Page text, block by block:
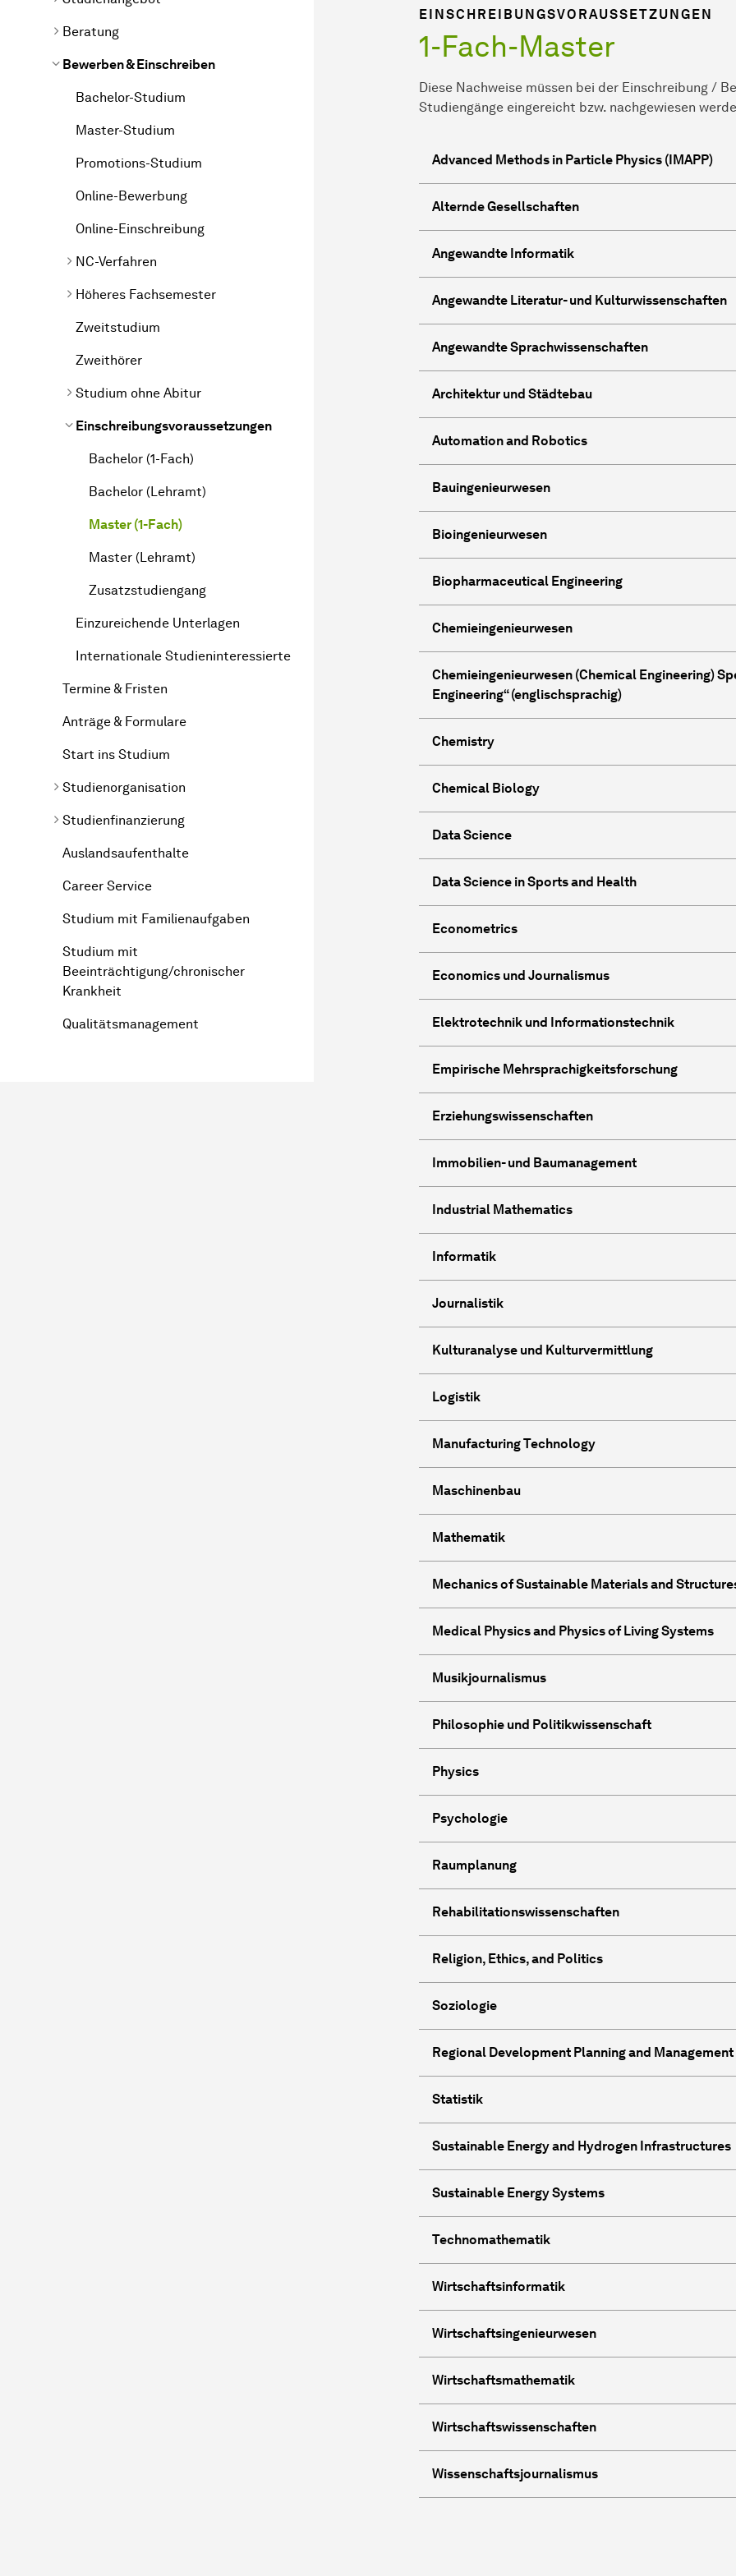
Beratung
Bewerben & Einschreiben
Bachelor-Studium
Master-Studium
Promotions-Studium
Online-Bewerbung
Online-Einschreibung
NC-Verfahren
Höheres Fachsemester
Zweitstudium
Zweithörer
Studium ohne Abitur
Einschreibungsvoraussetzungen
Bachelor (1-Fach)
Bachelor (Lehramt)
Master (1-Fach)
Master (Lehramt)
Zusatzstudiengang
Einzureichende Unterlagen
Internationale Studieninteressierte
Termine & Fristen
Anträge & Formulare
Start ins Studium
Studienorganisation
Studienfinanzierung
Auslandsaufenthalte
Career Service
Studium mit Familienaufgaben
Studium mit
Beeinträchtigung/chronischer
Krankheit
Qualitätsmanagement
EINSCHREIBUNGSVORAUSSETZUNGEN
1-Fach-Master
Diese Nachweise müssen bei der Einschreibung /
Studiengänge eingereicht bzw. nachgewiesen
Advanced Methods in Particle Physics (IMAPP)
Alternde Gesellschaften
Angewandte Informatik
Angewandte Literatur- und Kulturwissenschaften
Angewandte Sprachwissenschaften
Architektur und Städtebau
Automation and Robotics
Bauingenieurwesen
Bioingenieurwesen
Biopharmaceutical Engineering
Chemieingenieurwesen
Chemieingenieurwesen (Chemical Engineering)
Engineering“ (englischsprachig)
Chemistry
Chemical Biology
Data Science
Data Science in Sports and Health
Econometrics
Economics und Journalismus
Elektrotechnik und Informationstechnik
Empirische Mehrsprachigkeitsforschung
Erziehungswissenschaften
Immobilien- und Baumanagement
Industrial Mathematics
Informatik
Journalistik
Kulturanalyse und Kulturvermittlung
Logistik
Manufacturing Technology
Maschinenbau
Mathematik
Mechanics of Sustainable Materials and
Medical Physics and Physics of Living Systems
Musikjournalismus
Philosophie und Politikwissenschaft
Physics
Psychologie
Raumplanung
Rehabilitationswissenschaften
Religion, Ethics, and Politics
Soziologie
Regional Development Planning and
Statistik
Sustainable Energy and Hydrogen Infrastructures
Sustainable Energy Systems
Technomathematik
Wirtschaftsinformatik
Wirtschaftsingenieurwesen
Wirtschaftsmathematik
Wirtschaftswissenschaften
Wissenschaftsjournalismus